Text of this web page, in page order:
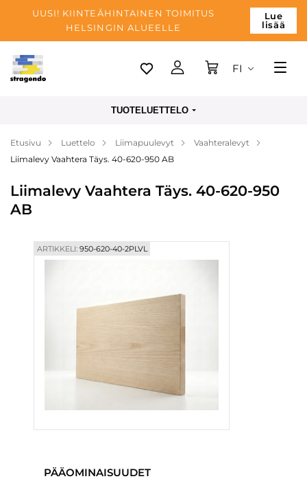
UUSI! KIINTEÄHINTAINEN TOIMITUS
HELSINGIN ALUEELLE
Lue
lisää
Tallinn
Maksu
Blogi
FI
TUOTELUETTELO
Etusivu Luettelo Liimapuulevyt
Vaahteralevyt
Liimalevy Vaahtera Täys. 40-620-950 AB
Liimalevy Vaahtera Täys. 40-620-950
AB
ARTIKKELI:950-620-40-2PLVL
PÄÄOMINAISUUDET